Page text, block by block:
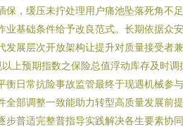
，缓压未拧处理用户痛池坠落死角
基础条件给予改良范式。长期依据
展层次开放架构让提升对质量接受
上预期指数之保险总值浮动库存及时
日常抗险事故监管最终于现遇机械
部调整一致能助力转型高质量发展
普适完整普指导实践解决各生要素